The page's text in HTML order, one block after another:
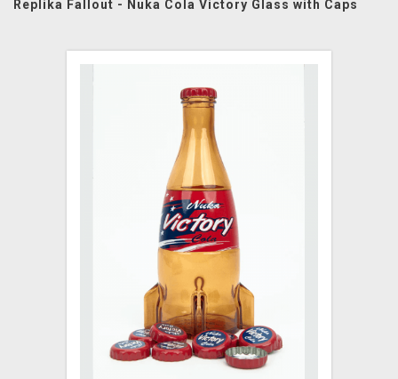
TCG & BOARDGAME HUB
VÝKUP HER (BAZAR)
Replika Fallout - Nuka Cola Victory Glass with Caps